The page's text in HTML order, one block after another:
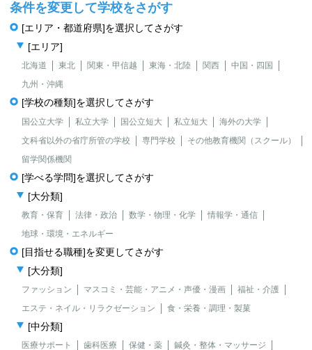
条件を変更して学校をさがす
[エリア・都道府県]を選択してさがす
[エリア]
北海道 東北 関東・甲信越 東海・北陸 関西
中国・四国
九州・沖縄
[学校の種類]を選択してさがす
国公立大学 私立大学 国公立短大 私立短大
海外の大学
文科省以外の省庁所管の学校
専門学校
その他教育機関（スクール）
留学関係機関
[学べる学問]を選択してさがす
[大分類]
教育・保育 法律・政治 数学・物理・化学
情報学・通信
地球・環境・エネルギー
[目指せる職種]を変更してさがす
[大分類]
ファッション マスコミ・芸能・アニメ・声優・漫画
福祉・介護
エステ・ネイル・リラクゼーション
食・栄養・調理・製菓
[中分類]
医療サポート 歯科医療 保健・薬
鍼灸・整体・マッサージ